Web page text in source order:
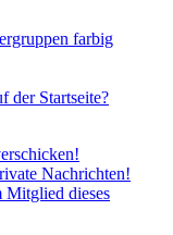
farbig
der Startseite?
Nachrichten!
Mitglied dieses